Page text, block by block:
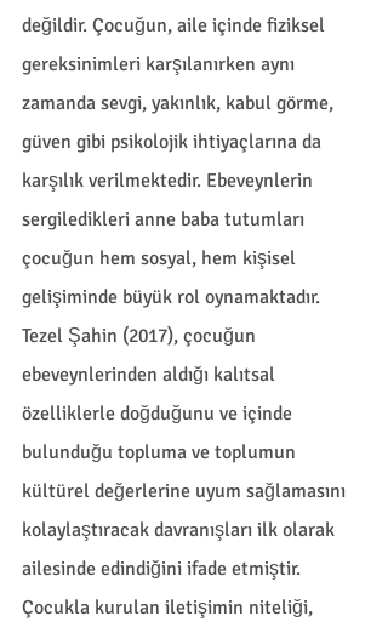
değildir. Çocuğun, aile içinde fiziksel
gereksinimleri karşılanırken aynı
zamanda sevgi, yakınlık, kabul görme,
güven gibi psikolojik ihtiyaçlarına da
karşılık verilmektedir. Ebeveynlerin
sergiledikleri anne baba tutumları
çocuğun hem sosyal, hem kişisel
gelişiminde büyük rol oynamaktadır.
Tezel Şahin (2017), çocuğun
ebeveynlerinden aldığı kalıtsal
özelliklerle doğduğunu ve içinde
bulunduğu topluma ve toplumun
kültürel değerlerine uyum sağlamasını
kolaylaştıracak davranışları ilk olarak
ailesinde edindiğini ifade etmiştir.
Çocukla kurulan iletişimin niteliği,